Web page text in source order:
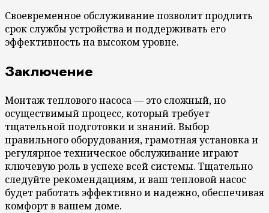
Своевременное обслуживание позволит продлить
срок службы устройства и поддерживать его
эффективность на высоком уровне.
Заключение
Монтаж теплового насоса — это сложный, но
осуществимый процесс, который требует
тщательной подготовки и знаний. Выбор
правильного оборудования, грамотная установка и
регулярное техническое обслуживание играют
ключевую роль в успехе всей системы. Тщательно
следуйте рекомендациям, и ваш тепловой насос
будет работать эффективно и надежно, обеспечивая
комфорт в вашем доме.